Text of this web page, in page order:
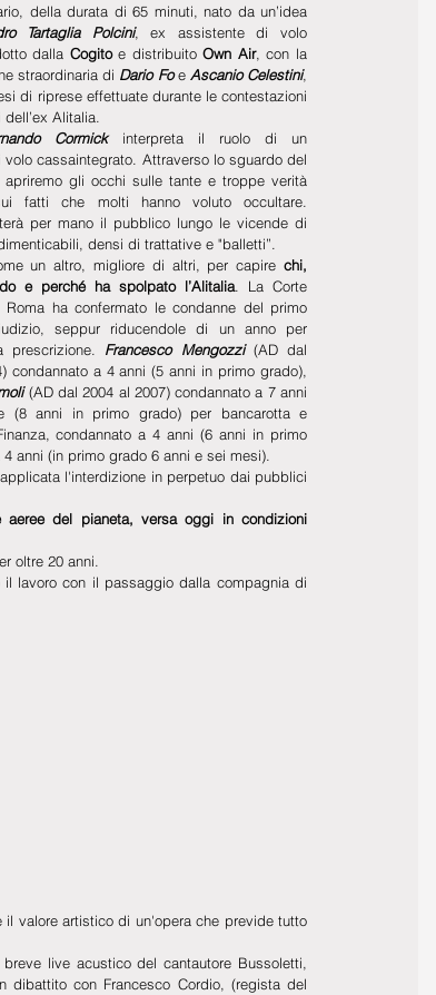
della durata di 65 minuti, nato da un’idea
Tartaglia Polcini, ex assistente di volo
dalla Cogito e distribuito Own Air, con la
straordinaria di Dario Fo e Ascanio Celestini,
di riprese effettuate durante le contestazioni
Alitalia.
Cormick interpreta il ruolo di un
cassaintegrato. Attraverso lo sguardo del
apriremo gli occhi sulle tante e troppe verità
fatti che molti hanno voluto occultare.
per mano il pubblico lungo le vicende di
densi di trattative e "balletti”.
un altro, migliore di altri, per capire chi,
e perché ha spolpato l’Alitalia. La Corte
ha confermato le condanne del primo
seppur riducendole di un anno per
prescrizione. Francesco Mengozzi (AD dal
(AD dal 2004 al 2007) condannato a 7 anni
(8 anni in primo grado) per bancarotta e
condannato a 4 anni (6 anni in primo
anni (in primo grado 6 anni e sei mesi).
l'interdizione in perpetuo dai pubblici
del pianeta, versa oggi in condizioni
oltre 20 anni.
lavoro con il passaggio dalla compagnia di
valore artistico di un'opera che previde tutto
live acustico del cantautore Bussoletti,
dibattito con Francesco Cordio, (regista del